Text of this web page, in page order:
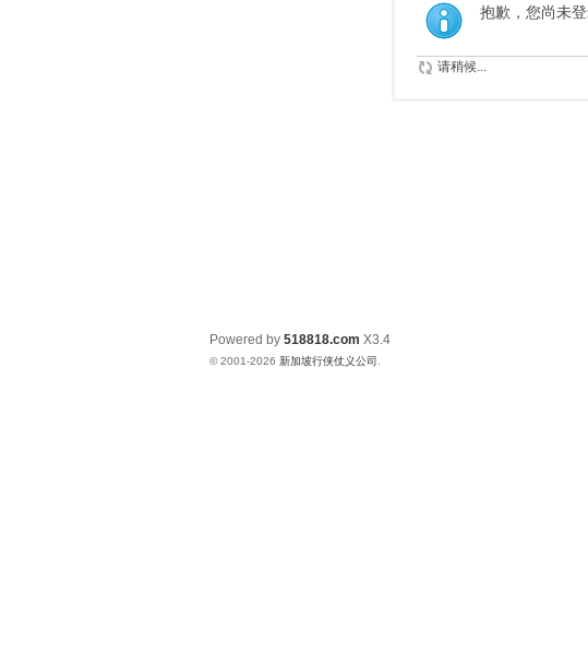
抱歉，您尚未
请稍候...
Powered by 518818.com X3.4
© 2001-2026 新加坡行侠仗义公司